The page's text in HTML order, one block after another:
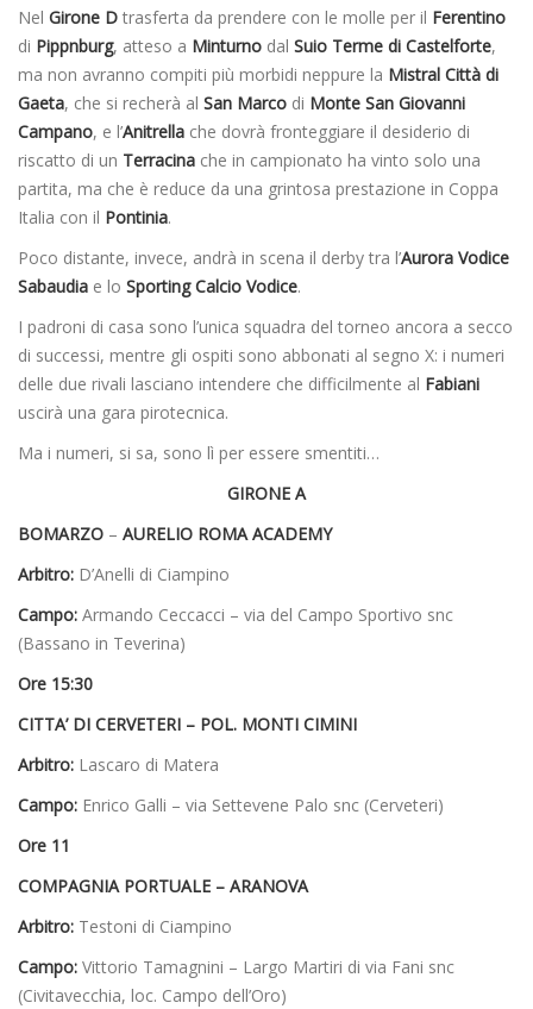
Nel Girone D trasferta da prendere con le molle per il Ferentino
di Pippnburg, atteso a Minturno dal Suio Terme di Castelforte,
ma non avranno compiti più morbidi neppure la Mistral Città di
Gaeta, che si recherà al San Marco di Monte San Giovanni
Campano, e l’Anitrella che dovrà fronteggiare il desiderio di
riscatto di un Terracina che in campionato ha vinto solo una
partita, ma che è reduce da una grintosa prestazione in Coppa
Italia con il Pontinia.
Poco distante, invece, andrà in scena il derby tra l’Aurora Vodice
Sabaudia e lo Sporting Calcio Vodice.
I padroni di casa sono l’unica squadra del torneo ancora a secco
di successi, mentre gli ospiti sono abbonati al segno X: i numeri
delle due rivali lasciano intendere che difficilmente al Fabiani
uscirà una gara pirotecnica.
Ma i numeri, si sa, sono lì per essere smentiti…
GIRONE A
BOMARZO – AURELIO ROMA ACADEMY
Arbitro: D’Anelli di Ciampino
Campo: Armando Ceccacci – via del Campo Sportivo snc
(Bassano in Teverina)
Ore 15:30
CITTA’ DI CERVETERI – POL. MONTI CIMINI
Arbitro: Lascaro di Matera
Campo: Enrico Galli – via Settevene Palo snc (Cerveteri)
Ore 11
COMPAGNIA PORTUALE – ARANOVA
Arbitro: Testoni di Ciampino
Campo: Vittorio Tamagnini – Largo Martiri di via Fani snc
(Civitavecchia, loc. Campo dell’Oro)